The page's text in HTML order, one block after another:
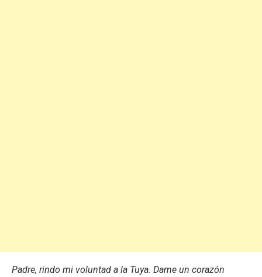
Padre, rindo mi voluntad a la Tuya. Dame un corazón